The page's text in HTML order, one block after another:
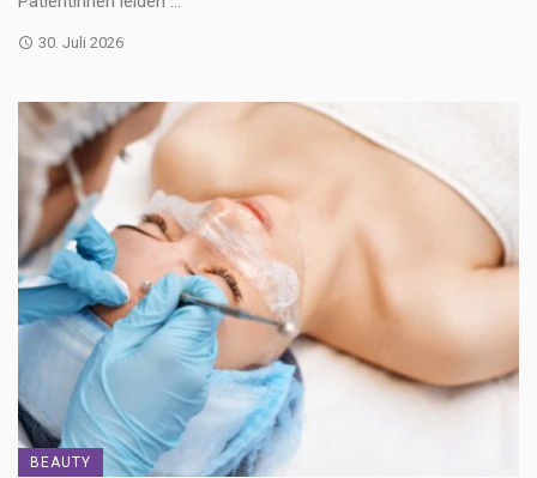
30. Juli 2026
BEAUTY